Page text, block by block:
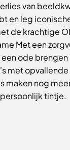
van
en leg
de krachtige
Met een
ode
met
maken nog
tintje.